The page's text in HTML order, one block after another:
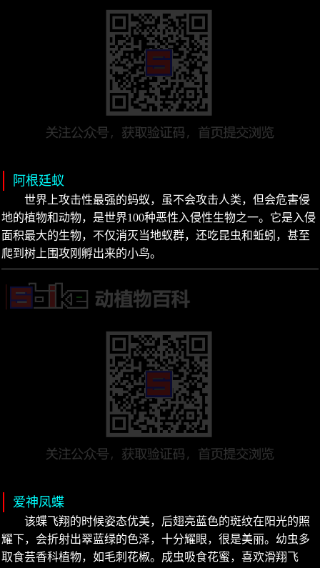
阿根廷蚁
世界上攻击性最强的蚂蚁，虽不会攻击人类，但会危害侵
地的植物和动物，是世界100种恶性入侵性生物之一。它是入侵
面积最大的生物，不仅消灭当地蚁群，还吃昆虫和蚯蚓，甚至
爬到树上围攻刚孵出来的小鸟。
爱神凤蝶
该蝶飞翔的时候姿态优美，后翅亮蓝色的斑纹在阳光的照
耀下，会折射出翠蓝绿的色泽，十分耀眼，很是美丽。幼虫多
取食芸香科植物，如毛刺花椒。成虫吸食花蜜，喜欢滑翔飞